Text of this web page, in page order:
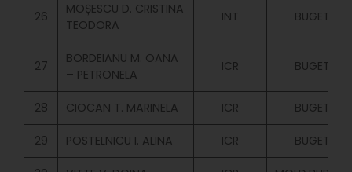
26
MOȘESCU D. CRISTINA
TEODORA
INT BUGET
27
BORDEIANU M. OANA
– PETRONELA
ICR BUGET
28 CIOCAN T. MARINELA ICR BUGET
29 POSTELNICU I. ALINA ICR BUGET